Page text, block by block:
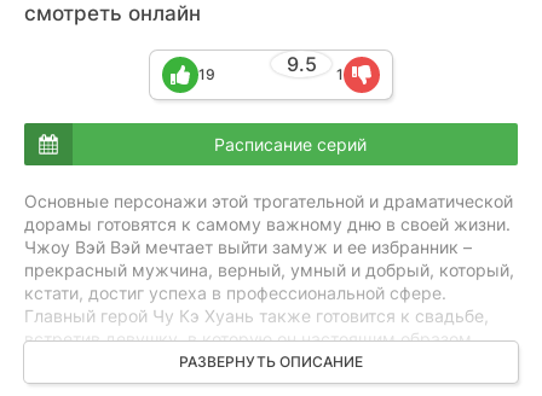
смотреть онлайн
9.5
19 1
Расписание серий
Основные персонажи этой трогательной и драматической
дорамы готовятся к самому важному дню в своей жизни.
Чжоу Вэй Вэй мечтает выйти замуж и ее избранник –
прекрасный мужчина, верный, умный и добрый, который,
кстати, достиг успеха в профессиональной сфере.
Главный герой Чу Кэ Хуань также готовится к свадьбе,
встретив девушку, в которую он настоящим образом
влюбился. Казалось бы, он готов провести оставшиеся
дни своей жизни рядом с ней. Однако, встреча двух
РАЗВЕРНУТЬ ОПИСАНИЕ